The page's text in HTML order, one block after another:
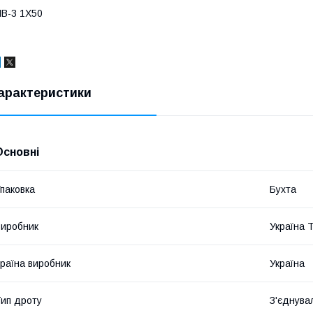
3 1Х50
Бухта
Україна
виробник Україна
дроту